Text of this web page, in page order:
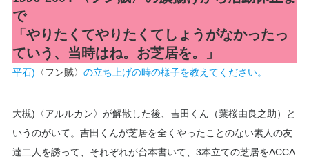
で
「やりたくてやりたくてしょうがなかったっ
ていう、当時はね。お芝居を。」
平石) 〈フン賊〉 の立ち上げの時の様子を教えてください。
大槻)〈アルルカン〉が解散した後、吉田くん（葉桜由良之助​​）と
いうのがいて。吉田くんが芝居を全くやったことのない素人の友
達二人を誘って、それぞれが台本書いて、3本立ての芝居をACCA